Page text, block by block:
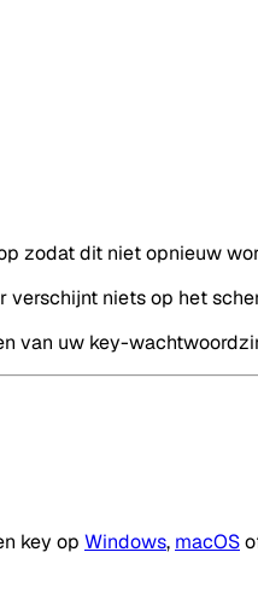
zodat dit niet opnieuw
niets op het
van uw key-
key op Windows, macOS